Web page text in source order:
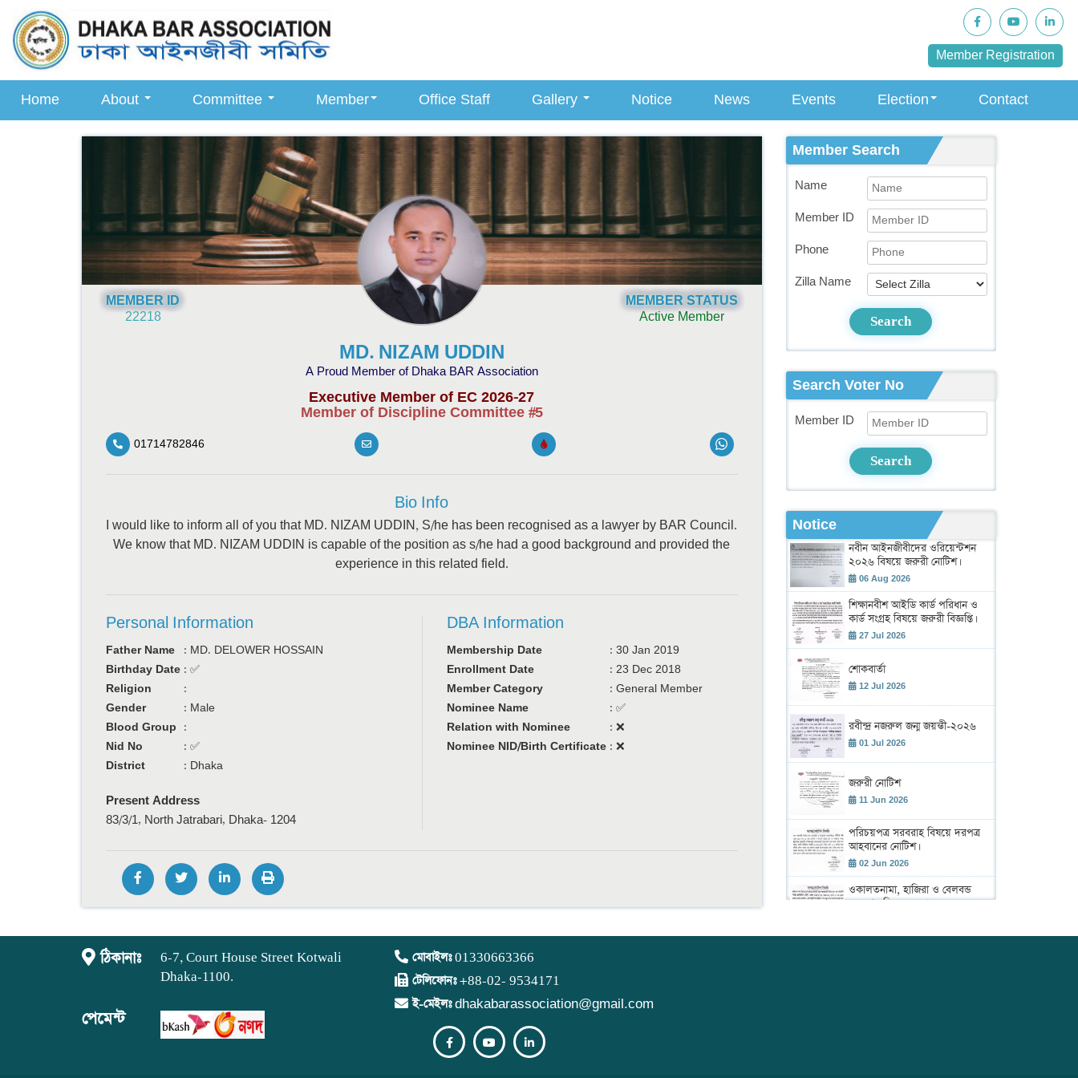
Member Registration
Home About Committee Member Office Staff Gallery Notice News Events Election Contact
MEMBER ID
22218
MEMBER STATUS
Active Member
MD. NIZAM UDDIN
A Proud Member of Dhaka BAR Association
Executive Member of EC 2026-27
Member of Discipline Committee #5
01714782846
Bio Info
I would like to inform all of you that MD. NIZAM UDDIN, S/he has been recognised as a lawyer by BAR Council.
We know that MD. NIZAM UDDIN is capable of the position as s/he had a good background and provided the
experience in this related field.
Personal Information
Father Name : MD. DELOWER HOSSAIN
Birthday Date : ✅
Religion
:
Gender
: Male
Blood Group
:
Nid No
: ✅
District
: Dhaka
Present Address
83/3/1, North Jatrabari, Dhaka- 1204
DBA Information
Membership Date : 30 Jan 2019
Enrollment Date
: 23 Dec 2018
Member Category
: General Member
Nominee Name
: ✅
Relation with Nominee
: ❌
Nominee NID/Birth Certificate : ❌
Member Search
Name
Member ID
Phone
Zilla Name
Search
Search Voter No
Member ID
Search
Notice
নবীন আইনজীবীদের ওরিয়েন্টশন
২০২৬ বিষয়ে জরুরী নোটিশ।
06 Aug 2026
শিক্ষানবীশ আইডি কার্ড পরিধান ও
কার্ড সংগ্রহ বিষয়ে জরুরী বিজ্ঞপ্তি।
27 Jul 2026
শোকবার্তা
12 Jul 2026
রবীন্দ্র নজরুল জন্ম জয়ন্তী-২০২৬
01 Jul 2026
জরুরী নোটিশ
11 Jun 2026
পরিচয়পত্র সরবরাহ বিষয়ে দরপত্র
আহবানের নোটিশ।
02 Jun 2026
ওকালতনামা, হাজিরা ও বেলবন্ড
সরবরাহ বিষয়ে দরপত্র।
ঠিকানাঃ
পেমেন্ট
6-7, Court House Street Kotwali
Dhaka-1100.
মোবাইলঃ01330663366
টেলিফোনঃ+88-02- 9534171
ই-মেইলঃdhakabarassociation@gmail.com